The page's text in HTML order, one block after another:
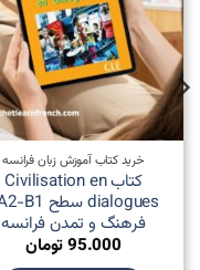
خرید کتاب آموزش زبان فرانسه
کتاب Civilisation en
فرهنگ و تمدن فرانسه
95.000تومان